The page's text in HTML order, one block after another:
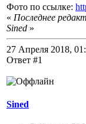
Фото по ссылке:
« Последнее
Sined »
27 Апреля 2018,
Ответ #1
Sined